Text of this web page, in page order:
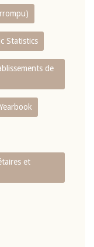
Statistics
de
et